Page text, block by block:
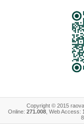
Copyright © 2015
Online: 271.008 , Web Access: